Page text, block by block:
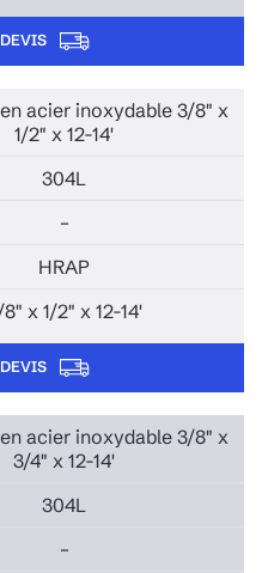
acier inoxydable 3/8" x
1/2" x 12-14'
304L
–
HRAP
x 1/2" x 12-14'
acier inoxydable 3/8" x
3/4" x 12-14'
304L
–